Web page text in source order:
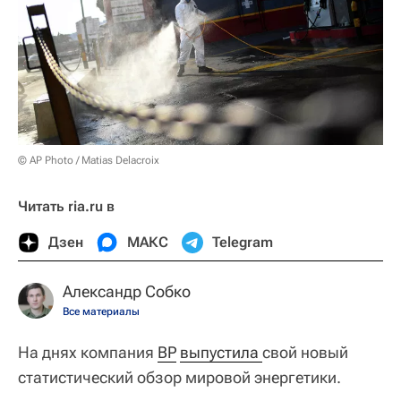
© AP Photo / Matias Delacroix
Читать ria.ru в
Дзен МАКС Telegram
Александр Собко
Все материалы
На днях компания BP выпустила свой новый
статистический обзор мировой энергетики.